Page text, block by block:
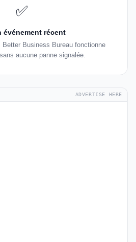
✅
événement récent
Better Business Bureau fonctionne
aucune panne signalée.
ADVERTISE HERE